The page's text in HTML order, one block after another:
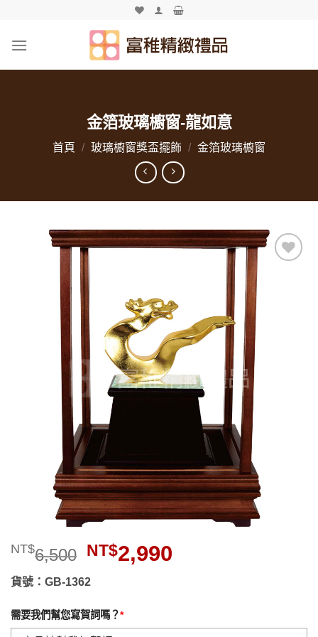
content
金箔玻璃櫥窗-龍如意
首頁 / 玻璃櫥窗獎盃擺飾 / 金箔玻璃櫥窗
NT$6,500 原
價
NT$6,500。
NT$2,990
貨號：GB-1362
需要我們幫您寫賀詞嗎？*